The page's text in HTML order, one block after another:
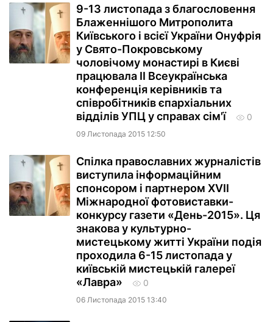
9-13 листопада з благословення
Блаженнішого Митрополита
Київського і всієї України Онуфрія
у Свято-Покровському
чоловічому монастирі в Києві
працювала ІІ Всеукраїнська
конференція керівників та
співробітників єпархіальних
відділів УПЦ у справах сім'ї
0
09 Листопада 2015 12:50
Спілка православних журналістів
виступила інформаційним
спонсором і партнером XVII
Міжнародної фотовиставки-
конкурсу газети «День-2015». Ця
знакова у культурно-
мистецькому житті України подія
проходила 6-15 листопада у
київській мистецькій галереї
«Лавра»
0
06 Листопада 2015 13:40